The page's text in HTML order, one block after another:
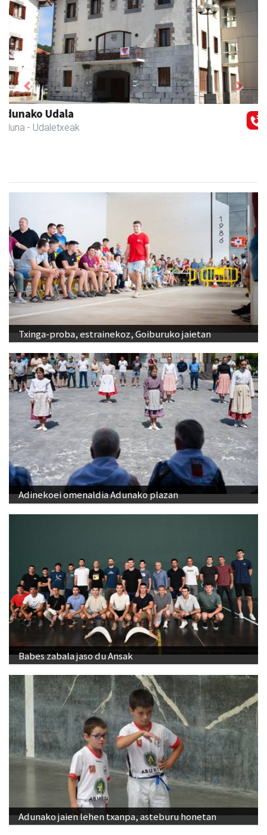
Amane
Amasa-Villabona
Previous Next
Txinga-proba, estrainekoz, Goiburuko jaietan
Adinekoei omenaldia Adunako plazan
Babes zabala jaso du Ansak
Adunako jaien lehen txanpa, asteburu honetan